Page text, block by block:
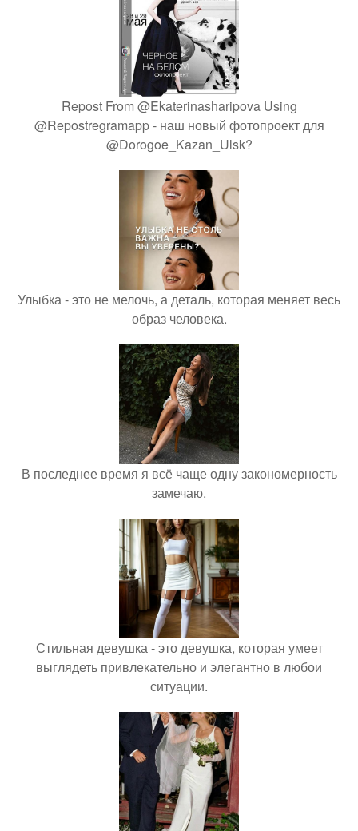
Repost From @Ekaterinasharipova Using
@Repostregramapp - наш новый фотопроект для
@Dorogoe_Kazan_Ulsk?
Улыбка - это не мелочь, а деталь, которая меняет весь
образ человека.
В последнее время я всё чаще одну закономерность
замечаю.
Стильная девушка - это девушка, которая умеет
выглядеть привлекательно и элегантно в любои
ситуации.